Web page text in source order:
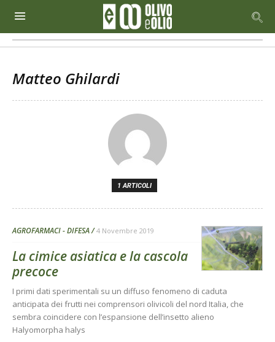
Matteo Ghilardi
1 ARTICOLI
AGROFARMACI - DIFESA 4 Novembre 2019
La cimice asiatica e la cascola
precoce
I primi dati sperimentali su un diffuso fenomeno di caduta
anticipata dei frutti nei comprensori olivicoli del nord Italia, che
sembra coincidere con l’espansione dell’insetto alieno
Halyomorpha halys